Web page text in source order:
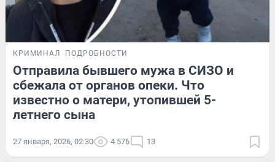
КРИМИНАЛ ПОДРОБНОСТИ
Отправила бывшего мужа в СИЗО и
сбежала от органов опеки. Что
известно о матери, утопившей 5-
летнего сына
27 января, 2026, 02:30 4 576 13